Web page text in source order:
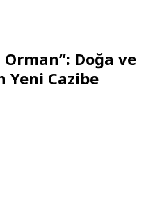
Doğa ve
Cazibe